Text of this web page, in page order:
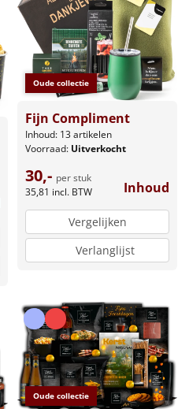
Oude collectie
Fijn Compliment
Inhoud: 13 artikelen
Voorraad: Uitverkocht
30,- per stuk
35,81 incl. BTW Inhoud
Vergelijken
Verlanglijst
Oude collectie